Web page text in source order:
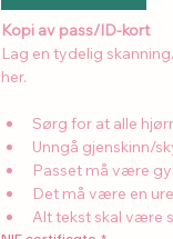
Kopi av pass/ID-kort
Lag en tydelig
her.
Sørg for at alle
Unngå gjenskinn/
Passet må være
Det må være en
Alt tekst skal være